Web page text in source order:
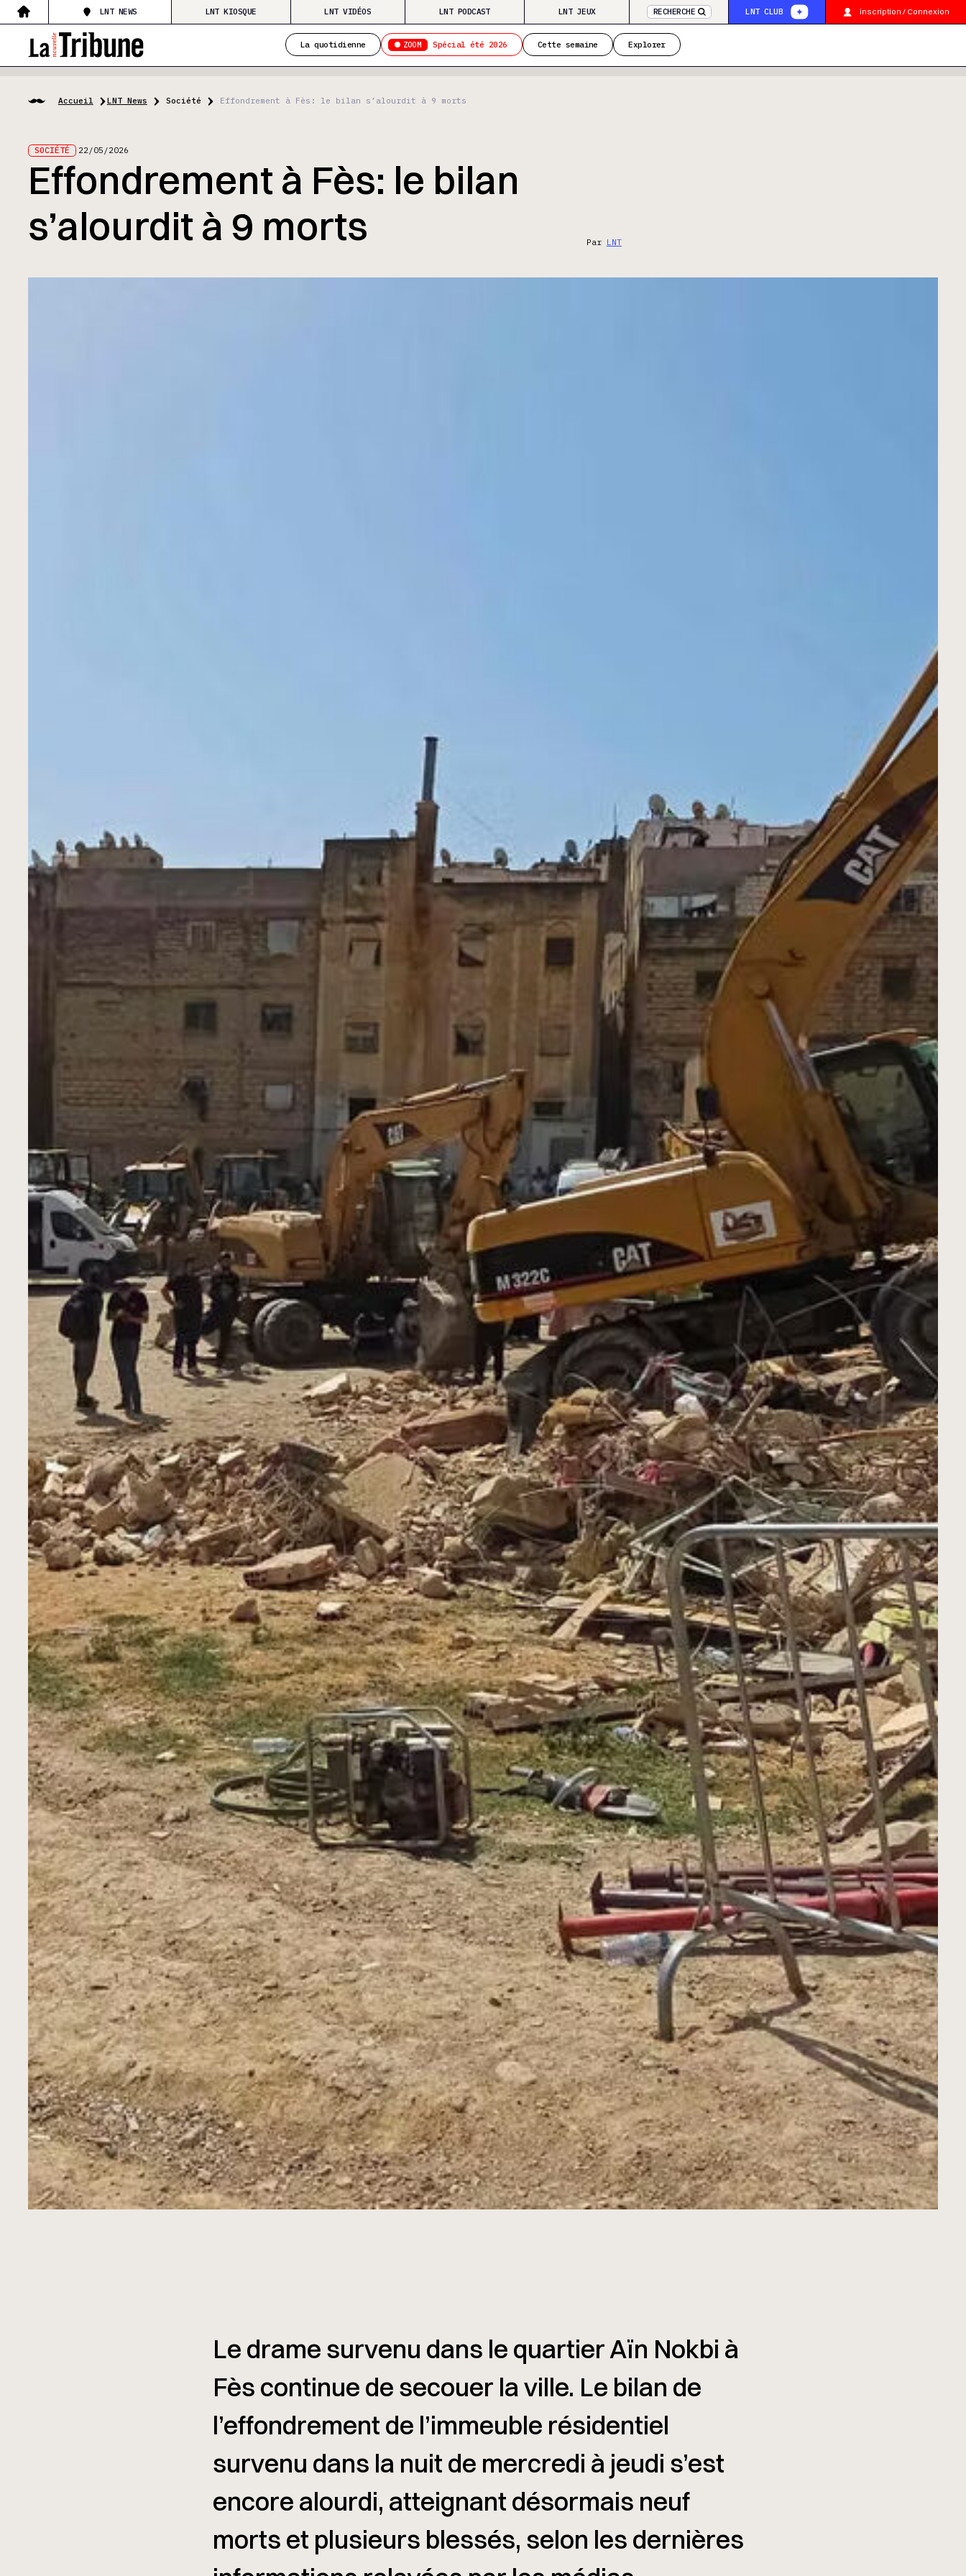
LNT NEWS LNT KIOSQUE LNT VIDÉOS LNT PODCAST LNT JEUX RECHERCHE LNT CLUB inscription / Connexion
La quotidienne ZOOM Spécial été 2026 Cette semaine Explorer
Accueil LNT News Société Effondrement à Fès: le bilan s’alourdit à 9 morts
SOCIÉTÉ 22/05/2026
Effondrement à Fès: le bilan
s’alourdit à 9 morts
Par LNT
Le drame survenu dans le quartier Aïn Nokbi à
Fès continue de secouer la ville. Le bilan de
l’effondrement de l’immeuble résidentiel
survenu dans la nuit de mercredi à jeudi s’est
encore alourdi, atteignant désormais neuf
morts et plusieurs blessés, selon les dernières